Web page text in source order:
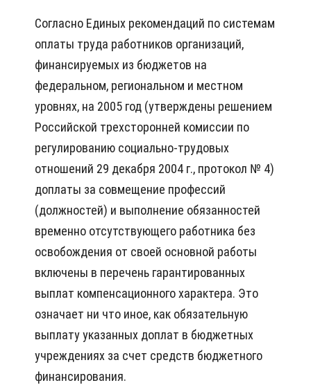
Согласно Единых рекомендаций по системам
оплаты труда работников организаций,
финансируемых из бюджетов на
федеральном, региональном и местном
уровнях, на 2005 год (утверждены решением
Российской трехсторонней комиссии по
регулированию социально-трудовых
отношений 29 декабря 2004 г., протокол № 4)
доплаты за совмещение профессий
(должностей) и выполнение обязанностей
временно отсутствующего работника без
освобождения от своей основной работы
включены в перечень гарантированных
выплат компенсационного характера. Это
означает ни что иное, как обязательную
выплату указанных доплат в бюджетных
учреждениях за счет средств бюджетного
финансирования.